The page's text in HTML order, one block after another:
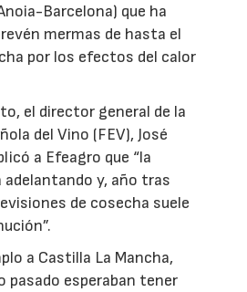
Barcelona) que ha
mermas de hasta el
por los efectos del calor
el director general de la
del Vino (FEV), José
a Efeagro que “la
adelantando y, año tras
de cosecha suele
a Castilla La Mancha,
pasado esperaban tener